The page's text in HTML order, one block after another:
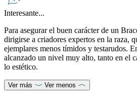
Interesante...
Para asegurar el buen carácter de un
dirigirse a criadores expertos en la raza,
ejemplares menos tímidos y testarudos.
alcanzado un nivel muy alto, tanto en el
lo estético.
Ver más Ver menos